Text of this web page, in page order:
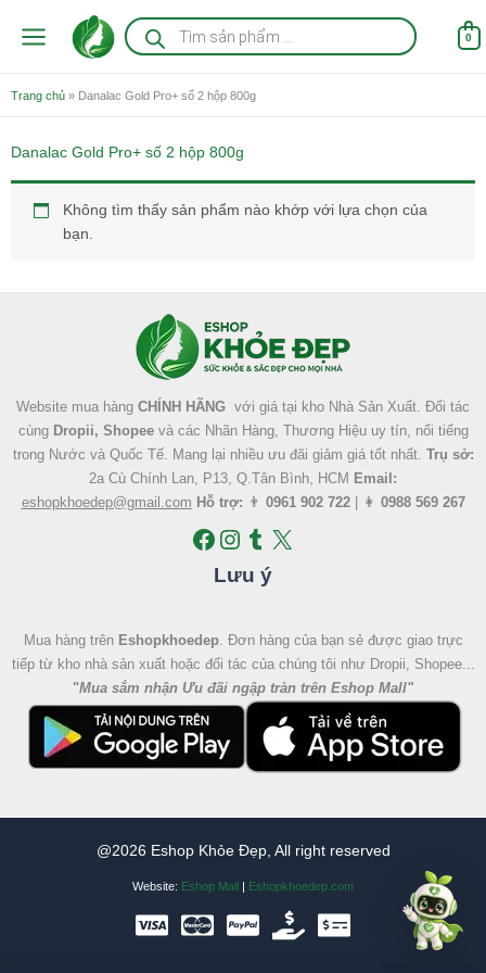
Tìm
kiếm
sản
0
Trang chủ » Danalac Gold Pro+ số 2 hộp 800g
Danalac Gold Pro+ số 2 hộp 800g
Không tìm thấy sản phẩm nào khớp với lựa chọn của
bạn.
Website mua hàng CHÍNH HÃNG với giá tại kho Nhà Sản Xuất. Đối tác
cùng Dropii, Shopeevà các Nhãn Hàng, Thương Hiệu uy tín, nổi tiếng
trong Nước và Quốc Tế. Mang lại nhiều ưu đãi giảm giá tốt nhất. Trụ sở:
2a Cù Chính Lan, P13, Q.Tân Bình, HCM Email:
eshopkhoedep@gmail.com Hỗ trợ: 👨 0961 902 722| 👩 0988 569 267
Lưu ý
Mua hàng trên Eshopkhoedep. Đơn hàng của bạn sẻ được giao trực
tiếp từ kho nhà sản xuất hoặc đối tác của chúng tôi như Dropii, Shopee...
"Mua sắm nhận Ưu đãi ngập tràn trên Eshop Mall"
@2026 Eshop Khỏe Đẹp, All right reserved
Website: Eshop Mall | Eshopkhoedep.com